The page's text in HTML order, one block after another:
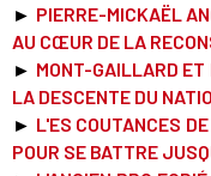
► PIERRE-MICKAËL
AU CŒUR DE LA
► MONT-GAILLARD ET
LA DESCENTE DU
► L'ES COUTANCES
POUR SE BATTRE